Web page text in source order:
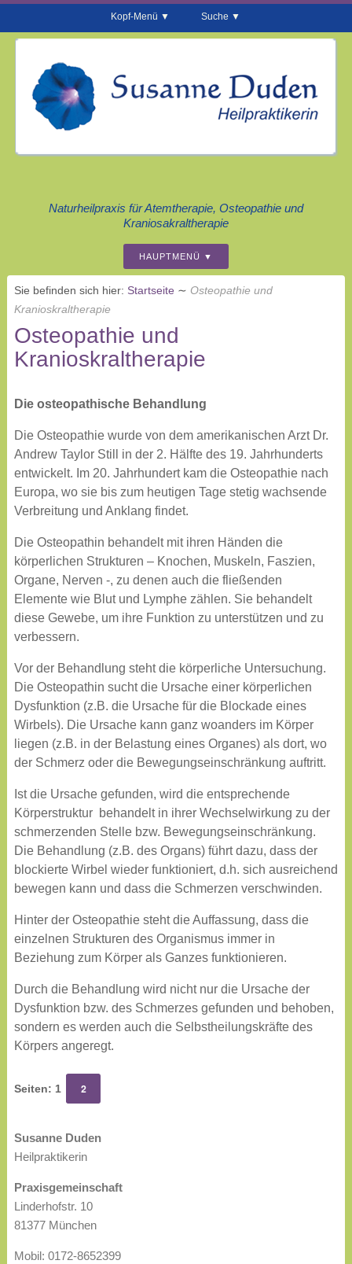
Kopf-Menü Suche
Naturheilpraxis für Atemtherapie, Osteopathie und
Kraniosakraltherapie
HAUPTMENÜ
Sie befinden sich hier: Startseite ∼ Osteopathie und
Kranioskraltherapie
Osteopathie und
Kranioskraltherapie
Die osteopathische Behandlung
Die Osteopathie wurde von dem amerikanischen Arzt Dr.
Andrew Taylor Still in der 2. Hälfte des 19. Jahrhunderts
entwickelt. Im 20. Jahrhundert kam die Osteopathie nach
Europa, wo sie bis zum heutigen Tage stetig wachsende
Verbreitung und Anklang findet.
Die Osteopathin behandelt mit ihren Händen die
körperlichen Strukturen – Knochen, Muskeln, Faszien,
Organe, Nerven -, zu denen auch die fließenden
Elemente wie Blut und Lymphe zählen. Sie behandelt
diese Gewebe, um ihre Funktion zu unterstützen und zu
verbessern.
Vor der Behandlung steht die körperliche Untersuchung.
Die Osteopathin sucht die Ursache einer körperlichen
Dysfunktion (z.B. die Ursache für die Blockade eines
Wirbels). Die Ursache kann ganz woanders im Körper
liegen (z.B. in der Belastung eines Organes) als dort, wo
der Schmerz oder die Bewegungseinschränkung auftritt.
Ist die Ursache gefunden, wird die entsprechende
Körperstruktur behandelt in ihrer Wechselwirkung zu der
schmerzenden Stelle bzw. Bewegungseinschränkung.
Die Behandlung (z.B. des Organs) führt dazu, dass der
blockierte Wirbel wieder funktioniert, d.h. sich ausreichend
bewegen kann und dass die Schmerzen verschwinden.
Hinter der Osteopathie steht die Auffassung, dass die
einzelnen Strukturen des Organismus immer in
Beziehung zum Körper als Ganzes funktionieren.
Durch die Behandlung wird nicht nur die Ursache der
Dysfunktion bzw. des Schmerzes gefunden und behoben,
sondern es werden auch die Selbstheilungskräfte des
Körpers angeregt.
Seiten: 1 2
Susanne Duden
Heilpraktikerin
Praxisgemeinschaft
Linderhofstr. 10
81377 München
Mobil: 0172-8652399